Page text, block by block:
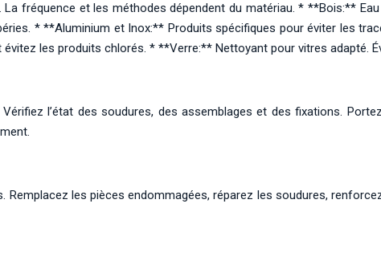
fréquence et les méthodes dépendent du matériau. * **Bois:**
* **Aluminium et Inox:** Produits spécifiques pour éviter les
les produits chlorés. * **Verre:** Nettoyant pour vitres adapté.
l’état des soudures, des assemblages et des fixations.
les pièces endommagées, réparez les soudures,